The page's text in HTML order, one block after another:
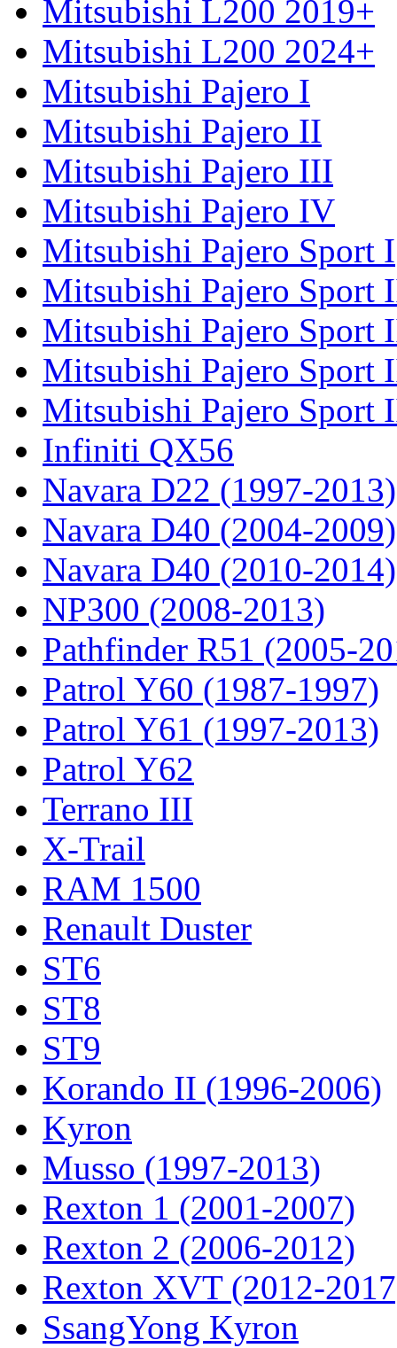
Mitsubishi L200 2019+
Mitsubishi L200 2024+
Mitsubishi Pajero I
Mitsubishi Pajero II
Mitsubishi Pajero III
Mitsubishi Pajero IV
Mitsubishi Pajero Sport I
Mitsubishi Pajero Sport
Mitsubishi Pajero Sport
Mitsubishi Pajero Sport
Mitsubishi Pajero Sport
Infiniti QX56
Navara D22 (1997-2013)
Navara D40 (2004-2009)
Navara D40 (2010-2014)
NP300 (2008-2013)
Pathfinder R51 (2005-
Patrol Y60 (1987-1997)
Patrol Y61 (1997-2013)
Patrol Y62
Terrano III
X-Trail
RAM 1500
Renault Duster
ST6
ST8
ST9
Korando II (1996-2006)
Kyron
Musso (1997-2013)
Rexton 1 (2001-2007)
Rexton 2 (2006-2012)
Rexton XVT (2012-
SsangYong Kyron